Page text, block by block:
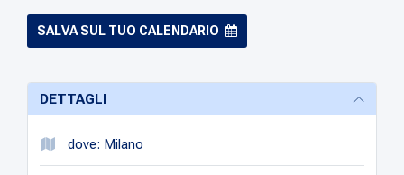
SALVA SUL TUO CALENDARIO
DETTAGLI
dove: Milano